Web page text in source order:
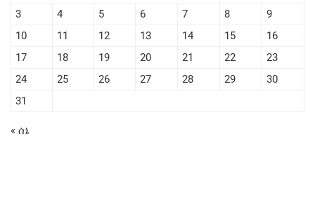
3
4 5 6 7 8
9
10
11 12 13 14 15
16
17
18 19 20 21 22
23
24
25 26 27 28 29
30
31
« ሰኔ